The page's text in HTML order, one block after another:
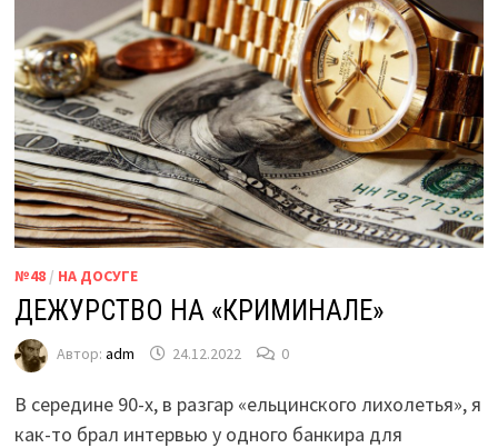
№48/ НА ДОСУГЕ
ДЕЖУРСТВО НА «КРИМИНАЛЕ»
Автор: adm 24.12.2022 0
В середине 90-х, в разгар «ельцинского лихолетья», я
как-то брал интервью у одного банкира для